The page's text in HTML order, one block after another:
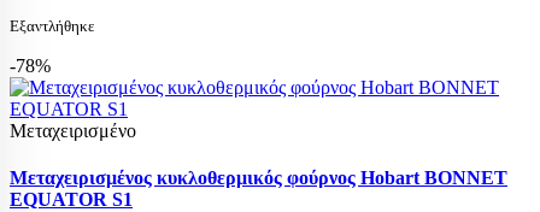
Εξαντλήθηκε
-78%
Μεταχειρισμένο
Μεταχειρισμένος κυκλοθερμικός φούρνος Hobart BONNET
EQUATOR S1